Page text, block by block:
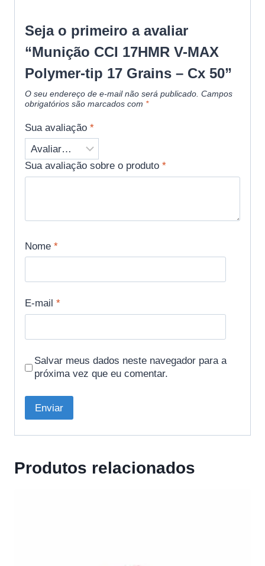
Seja o primeiro a avaliar
“Munição CCI 17HMR V-MAX
Polymer-tip 17 Grains – Cx 50”
O seu endereço de e-mail não será publicado. Campos
obrigatórios são marcados com *
Sua avaliação *
Sua avaliação sobre o produto *
Nome *
E-mail *
Salvar meus dados neste navegador para a
próxima vez que eu comentar.
Produtos relacionados